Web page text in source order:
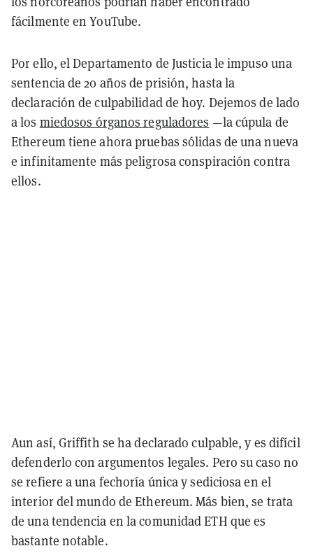
fácilmente en YouTube.
Por ello, el Departamento de Justicia le impuso una
sentencia de 20 años de prisión, hasta la
declaración de culpabilidad de hoy. Dejemos de lado
a los miedosos órganos reguladores —la cúpula de
Ethereum tiene ahora pruebas sólidas de una nueva
e infinitamente más peligrosa conspiración contra
ellos.
Aun así, Griffith se ha declarado culpable, y es difícil
defenderlo con argumentos legales. Pero su caso no
se refiere a una fechoría única y sediciosa en el
interior del mundo de Ethereum. Más bien, se trata
de una tendencia en la comunidad ETH que es
bastante notable.